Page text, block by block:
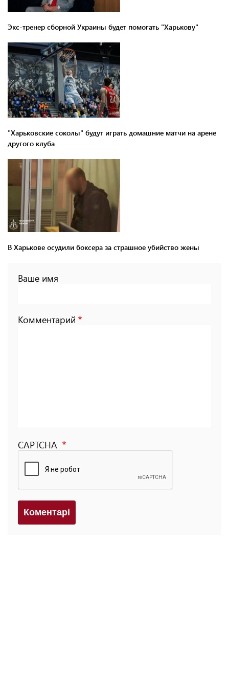
Экс-тренер сборной Украины будет помогать "Харькову"
"Харьковские соколы" будут играть домашние матчи на арене
другого клуба
В Харькове осудили боксера за страшное убийство жены
Ваше имя
Комментарий
CAPTCHA
Коментарi